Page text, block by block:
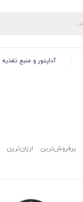
آداپتور و منبع تغذیه
پرفروش‌ترین ارزان‌ترین